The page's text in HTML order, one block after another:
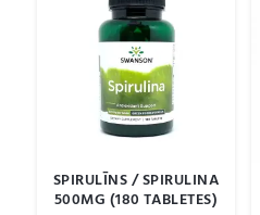
SPIRULĪNS / SPIRULINA
500MG (180 TABLETES)